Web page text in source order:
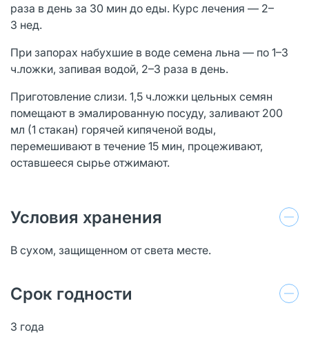
раза в день за 30 мин до еды. Курс лечения — 2–
3 нед.
При запорах набухшие в воде семена льна — по 1–3
ч.ложки, запивая водой, 2–3 раза в день.
Приготовление слизи. 1,5 ч.ложки цельных семян
помещают в эмалированную посуду, заливают 200
мл (1 стакан) горячей кипяченой воды,
перемешивают в течение 15 мин, процеживают,
оставшееся сырье отжимают.
Условия хранения
В сухом, защищенном от света месте.
Срок годности
3 года